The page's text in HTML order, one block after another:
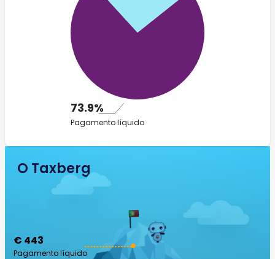
73.9%
Pagamento líquido
O Taxberg
€ 443
Pagamento líquido